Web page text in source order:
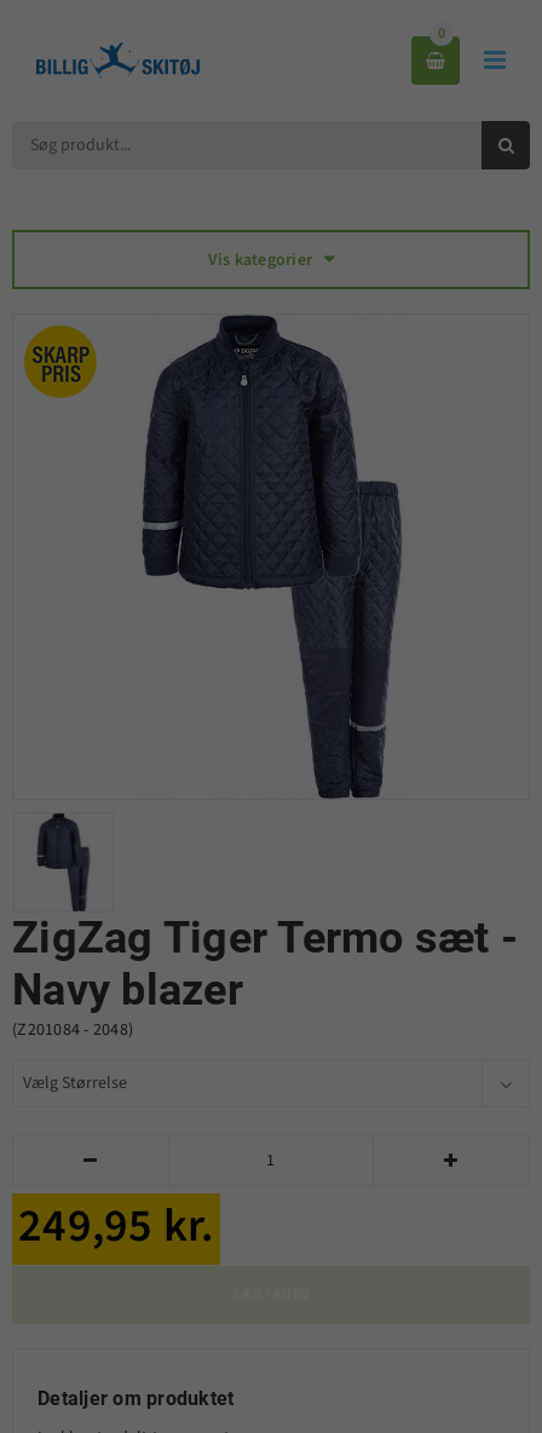


0

Vis kategorier 
ZigZag Tiger Termo sæt -
Navy blazer
(Z201084 - 2048)
 
249,95 kr.
Detaljer om produktet